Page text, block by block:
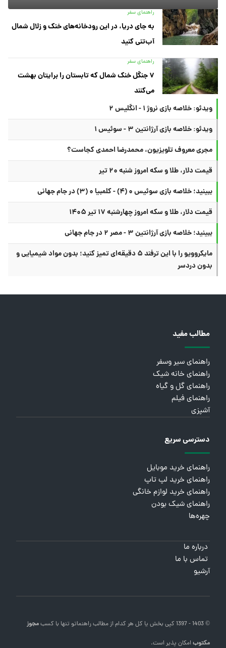
راهنمای سفر
به جای دریا، در این رودخانه‌های خنک و زلال شمال
آب‌تنی کنید
راهنمای سفر
۷ جنگل خنک شمال که تابستان را برایتان بهشت
می‌کنند
ویدئو: خلاصه بازی نروژ ۱ - انگلیس ۲
ویدئو: خلاصه بازی آرژانتین ۳ - سوئیس ۱
مجری معروف تلویزیون، محمدرضا احمدی کجاست؟
قیمت دلار، طلا و سکه امروز شنبه ۲۰ تیر
ببینید؛ خلاصه بازی سوئیس ۰ (۴) - کلمبیا ۰ (۳) در جام جهانی
قیمت دلار، طلا و سکه امروز چهارشنبه ۱۷ تیر ۱۴۰۵
ببینید؛ خلاصه بازی آرژانتین ۳ - مصر ۲ در جام جهانی
مایکروویو را با این ترفند ۵ دقیقه‌ای تمیز کنید؛ بدون مواد شیمیایی و
بدون دردسر
مطالب مفید
راهنمای سیر وسفر
راهنمای خانه شیک
راهنمای گل و گیاه
راهنمای فیلم
آشپزی
دسترسی سریع
راهنمای خرید موبایل
راهنمای خرید لپ تاپ
راهنمای خرید لوازم خانگی
راهنمای شیک بودن
چهره‌ها
درباره ما
تماس با ما
آرشیو
© 1403 - 1397 کپی بخش یا کل هر کدام از مطالب راهنماتو تنها با کسبمجوز
مکتوبامکان پذیر است.